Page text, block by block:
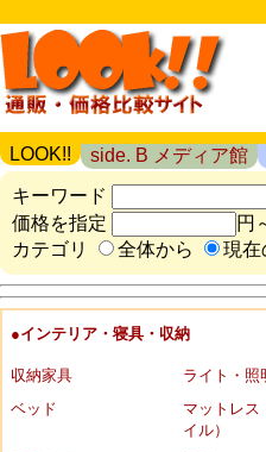
LOOK!! side. B メディア館
キーワード
価格を指定
円
カテゴリ
全体から 現在
●インテリア・寝具・収納
収納家具
ライト・照
ベッド
マットレス
イル）